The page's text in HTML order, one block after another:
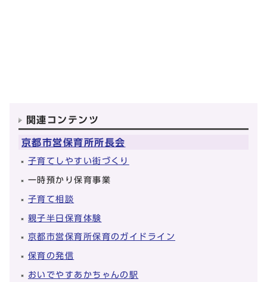
関連コンテンツ
京都市営保育所所長会
子育てしやすい街づくり
一時預かり保育事業
子育て相談
親子半日保育体験
京都市営保育所保育のガイドライン
保育の発信
おいでやすあかちゃんの駅